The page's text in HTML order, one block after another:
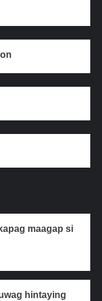
maagap si
hintaying